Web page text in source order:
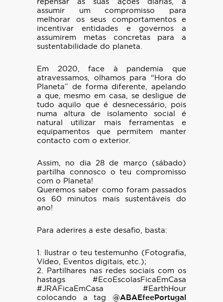
repensar as suas ações diárias, a
assumir um compromisso para
melhorar os seus comportamentos e
incentivar entidades e governos a
assumirem metas concretas para a
sustentabilidade do planeta.
Em 2020, face à pandemia que
atravessamos, olhamos para “Hora do
Planeta” de forma diferente, apelando
a que, mesmo em casa, se desligue de
tudo aquilo que é desnecessário, pois
numa altura de isolamento social é
natural utilizar mais ferramentas e
equipamentos que permitem manter
contacto com o exterior.
Assim, no dia 28 de março (sábado)
partilha connosco o teu compromisso
com o Planeta!
Queremos saber como foram passados
os 60 minutos mais sustentáveis do
ano!
Para aderires a este desafio, basta:
1. Ilustrar o teu testemunho (Fotografia,
Vídeo, Eventos digitais, etc.);
2. Partilhares nas redes sociais com os
hastags #EcoEscolasFicaEmCasa
#JRAFicaEmCasa #EarthHour
colocando a tag @ABAEfeePortugal